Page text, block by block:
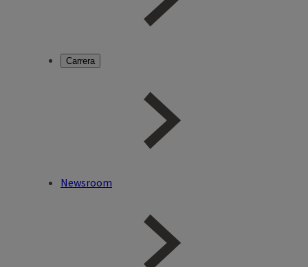
Carrera
Newsroom